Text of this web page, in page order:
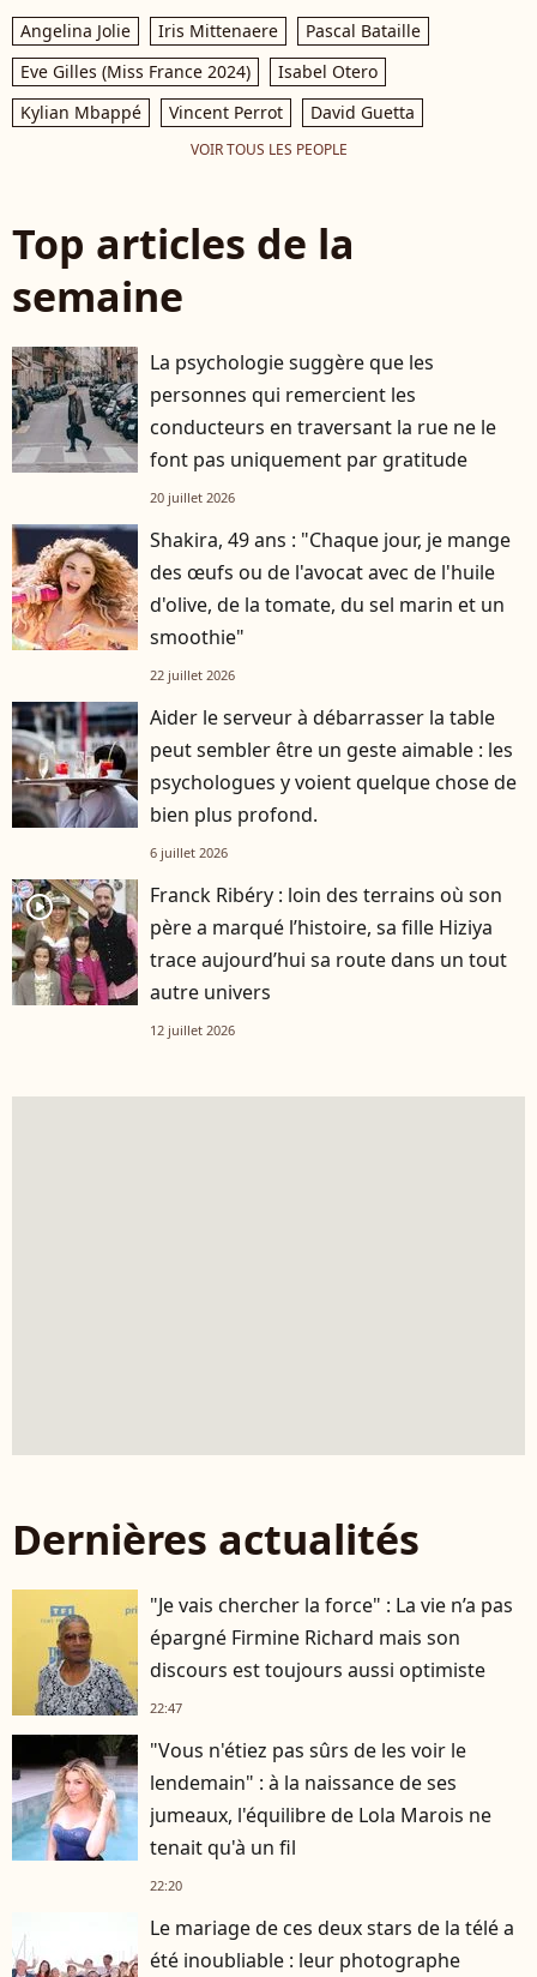
Angelina Jolie Iris Mittenaere
Pascal Bataille
Eve Gilles (Miss France 2024)
Isabel Otero
Kylian Mbappé
Vincent Perrot David Guetta
VOIR TOUS LES PEOPLE
Top articles de la
semaine
La psychologie suggère que les
personnes qui remercient les
conducteurs en traversant la rue ne le
font pas uniquement par gratitude
20 juillet 2026
Shakira, 49 ans : "Chaque jour, je mange
des œufs ou de l'avocat avec de l'huile
d'olive, de la tomate, du sel marin et un
smoothie"
22 juillet 2026
Aider le serveur à débarrasser la table
peut sembler être un geste aimable : les
psychologues y voient quelque chose de
bien plus profond.
6 juillet 2026
player2
Franck Ribéry : loin des terrains où son
père a marqué l’histoire, sa fille Hiziya
trace aujourd’hui sa route dans un tout
autre univers
12 juillet 2026
Dernières actualités
"Je vais chercher la force" : La vie n’a pas
épargné Firmine Richard mais son
discours est toujours aussi optimiste
22:47
"Vous n'étiez pas sûrs de les voir le
lendemain" : à la naissance de ses
jumeaux, l'équilibre de Lola Marois ne
tenait qu'à un fil
22:20
Le mariage de ces deux stars de la télé a
été inoubliable : leur photographe